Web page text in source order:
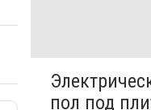
пол под